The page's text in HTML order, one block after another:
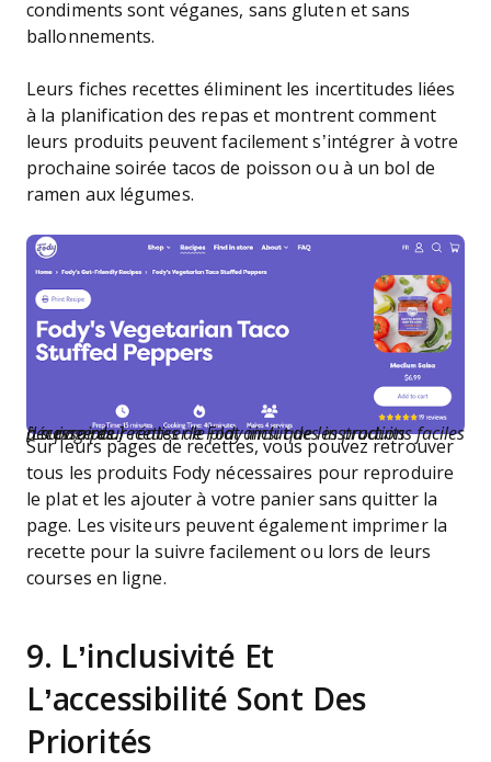
condiments sont véganes, sans gluten et sans
ballonnements.
Leurs fiches recettes éliminent les incertitudes liées
à la planification des repas et montrent comment
leurs produits peuvent facilement s’intégrer à votre
prochaine soirée tacos de poisson ou à un bol de
ramen aux légumes.
[La page de recettes de Fody inclut des instructions faciles à suivre pour réaliser le plat ainsi que les produits nécessaires.]
Sur leurs pages de recettes, vous pouvez retrouver
tous les produits Fody nécessaires pour reproduire
le plat et les ajouter à votre panier sans quitter la
page. Les visiteurs peuvent également imprimer la
recette pour la suivre facilement ou lors de leurs
courses en ligne.
9. L’inclusivité Et
L’accessibilité Sont Des
Priorités